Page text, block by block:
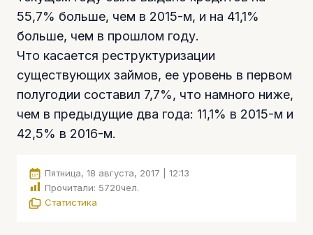
55,7% больше, чем в 2015-м, и на 41,1%
больше, чем в прошлом году.
Что касается реструктуризации
существующих займов, ее уровень в первом
полугодии составил 7,7%, что намного ниже,
чем в предыдущие два года: 11,1% в 2015-м и
42,5% в 2016-м.
Пятница, 18 августа, 2017 | 12:13
Прочитали: 5720чел.
Статистика